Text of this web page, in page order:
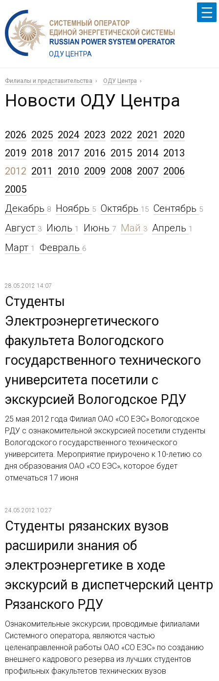
ОДУ ЦЕНТРА
Филиалы и представительства ОДУ Центра
Новости ОДУ Центра
2026 2025 2024 2023 2022 2021
2020
2019 2018 2017 2016 2015 2014 2013
2012
Декабрь 8 Ноябрь 5 Октябрь 15 Сентябрь 5
Август 3 Июль 1 Июнь 7 Май 3 Апрель 1
Март 1 Февраль 6
2011 2010 2009 2008 2007 2006
2005
28.05.2012 14:07
Студенты
Электроэнергетического
факультета Вологодского
государственного технического
университета посетили с
экскурсией Вологодское РДУ
25 мая 2012 года Филиал ОАО «СО ЕЭС» Вологодское
РДУ с ознакомительной экскурсией посетили студенты
Вологодского государственного технического
университета. Мероприятие приурочено к 10-летию со
дня образования ОАО «СО ЕЭС», которое будет
отмечаться 17 июня
24.05.2012 10:27
Студенты рязанских вузов
расширили знания об
электроэнергетике в ходе
экскурсий в диспетчерский центр
Рязанского РДУ
Ознакомительные экскурсии, проводимые филиалами
Системного оператора, являются частью
целенаправленной работы ОАО «СО ЕЭС» по созданию
внешнего кадрового резерва из лучших студентов
профильных факультетов технических вузов